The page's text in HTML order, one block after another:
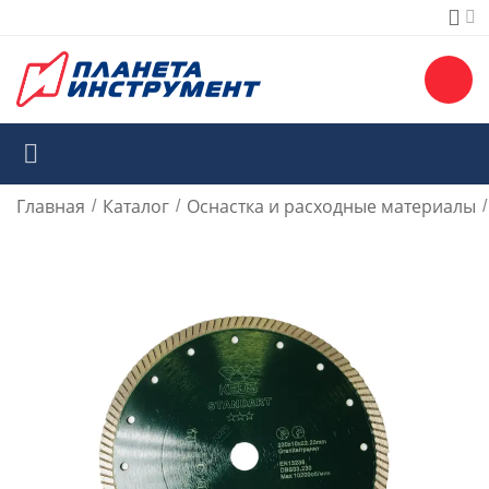
Главная / Каталог / Оснастка и расходные материалы /